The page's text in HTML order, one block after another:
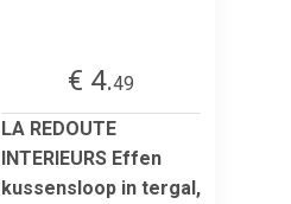
€ 4.49
LA REDOUTE
INTERIEURS Effen
kussensloop in tergal,